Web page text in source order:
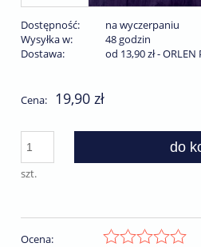
Dostępność:
na wyczerpaniu
Wysyłka w:
48 godzin
Dostawa:
od 13,90 zł- ORLEN
Cena nie zawiera ewentualnych
Cena: 19,90 zł
szt.
do
Ocena: